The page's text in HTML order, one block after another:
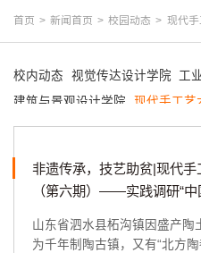
首页 > 新闻首页 > 校园动态 > 现代
校内动态 视觉传达设计学院 工
建筑与景观设计学院
现代手工艺
数字艺术与传媒学院 人文艺术学
马克思主义学院 创新创业学院
非遗传承，技艺助贫|现代
（第六期）——实践调研“中
山东省泗水县柘沟镇因盛产陶
为千年制陶古镇，又有“北方